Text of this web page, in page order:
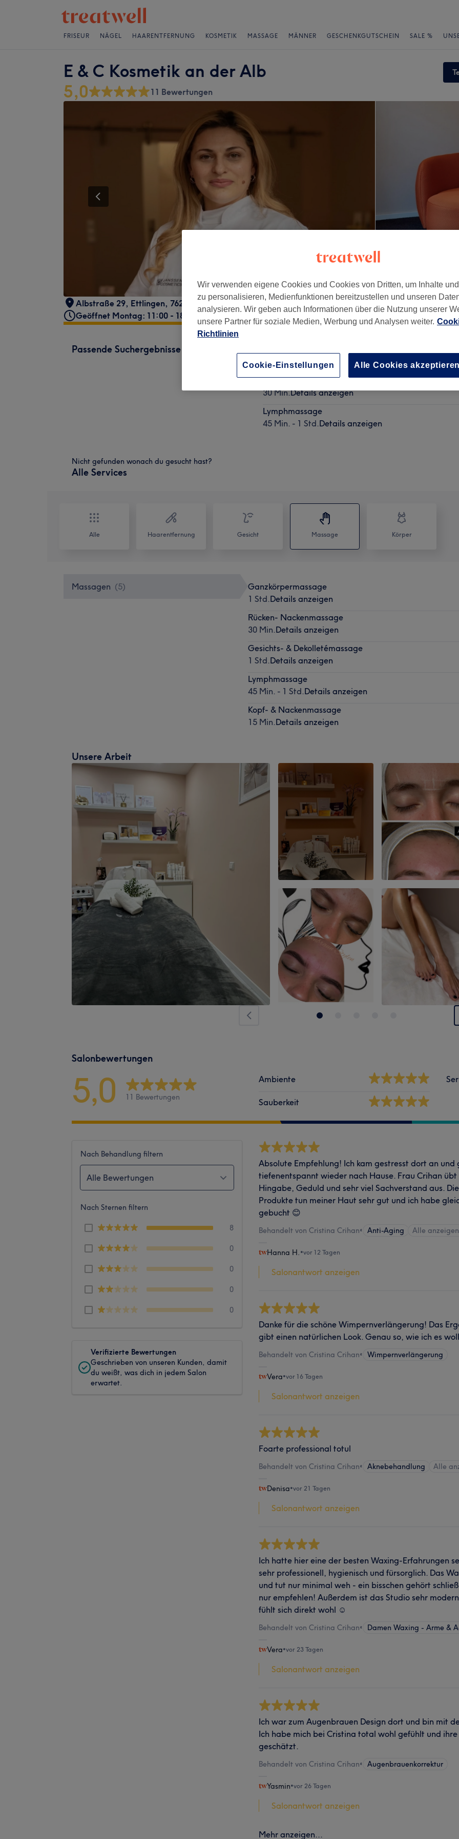
FRISEUR NÄGEL HAARENTFERNUNG KOSMETIK MASSAGE MÄNNER GESCHENKGUTSCHEIN SALE %
E & C Kosmetik an der Alb
5,0 11 Bewertungen
Albstraße 29, Ettlingen, 76275
Geöffnet Montag: 11:00 - 18:00
Passende Suchergebnisse
15 Min.Details anzeigen
Rücken- Nackenmassage
30 Min.Details anzeigen
Lymphmassage
45 Min. - 1 Std.Details anzeigen
Nicht gefunden wonach du gesucht hast?
Alle Services
Alle Haarentfernung Gesicht Massage Körper
Massagen (5)
Ganzkörpermassage
1 Std.Details anzeigen
Rücken- Nackenmassage
30 Min.Details anzeigen
Gesichts- & Dekolletémassage
1 Std.Details anzeigen
Lymphmassage
45 Min. - 1 Std.Details anzeigen
Kopf- & Nackenmassage
15 Min.Details anzeigen
Unsere Arbeit
Salonbewertungen
5,0 11 Bewertungen
Ambiente
Sauberkeit
Nach Behandlung filtern
Alle Bewertungen
Nach Sternen filtern
8
0
0
0
0
Verifizierte Bewertungen
Geschrieben von unseren Kunden, damit
du weißt, was dich in jedem Salon
erwartet.
Absolute Empfehlung! Ich kam gestresst dort an und
tiefenentspannt wieder nach Hause. Frau Crihan
Hingabe, Geduld und sehr viel Sachverstand aus.
Produkte tun meiner Haut sehr gut und ich habe
gebucht 😊
Behandelt von Cristina Crihan• Anti-Aging Alle anzeigen
Hanna H. •vor 12 Tagen
Salonantwort anzeigen
Danke für die schöne Wimpernverlängerung! Das
gibt einen natürlichen Look. Genau so, wie ich es
Behandelt von Cristina Crihan• Wimpernverlängerung
Vera•vor 16 Tagen
Salonantwort anzeigen
Foarte professional totul
Behandelt von Cristina Crihan• Aknebehandlung Alle
Denisa•vor 21 Tagen
Salonantwort anzeigen
Ich hatte hier eine der besten Waxing-Erfahrungen
sehr professionell, hygienisch und fürsorglich. Das
und tut nur minimal weh - ein bisschen gehört
nur empfehlen! Außerdem ist das Studio sehr
fühlt sich direkt wohl ☺️
Behandelt von Cristina Crihan• Damen Waxing - Arme &
Vera•vor 23 Tagen
Salonantwort anzeigen
Ich war zum Augenbrauen Design dort und bin mit
Ich habe mich bei Cristina total wohl gefühlt und
geschätzt.
Behandelt von Cristina Crihan• Augenbrauenkorrektur
Yasmin•vor 26 Tagen
Salonantwort anzeigen
Mehr anzeigen...
Wir verwenden eigene Cookies und Cookies von Dritten, um Inhalte
zu personalisieren, Medienfunktionen bereitzustellen und unseren
analysieren. Wir geben auch Informationen über die Nutzung unserer
unsere Partner für soziale Medien, Werbung und Analysen weiter.
Richtlinien
Cookie-Einstellungen Alle Cookies